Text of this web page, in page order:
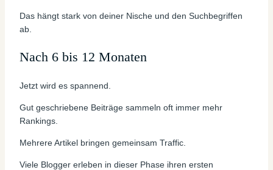
Das hängt stark von deiner Nische und den Suchbegriffen
ab.
Nach 6 bis 12 Monaten
Jetzt wird es spannend.
Gut geschriebene Beiträge sammeln oft immer mehr
Rankings.
Mehrere Artikel bringen gemeinsam Traffic.
Viele Blogger erleben in dieser Phase ihren ersten